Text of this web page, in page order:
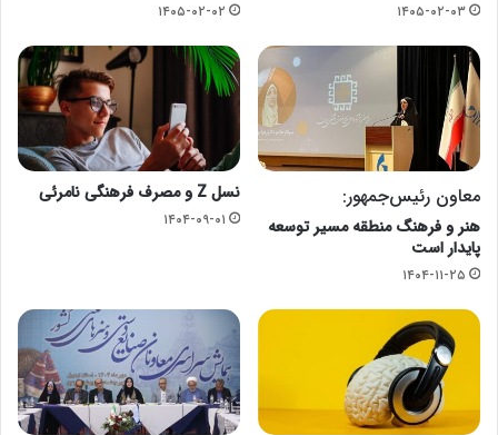
۱۴۰۵-۰۲-۰۳ ۱۴۰۵-۰۲-۰۲
معاون رئیس‌جمهور:
هنر و فرهنگ منطقه مسیر توسعه
پایدار است
۱۴۰۴-۱۱-۲۵
نسل Z و مصرف فرهنگی نامرئی
۱۴۰۴-۰۹-۰۱